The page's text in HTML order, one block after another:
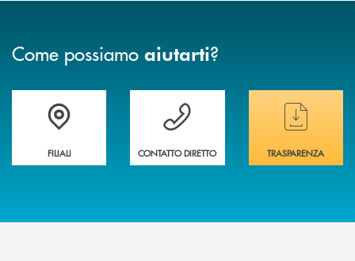
Come possiamo aiutarti?
Trova la filiale&nbsp; più vicina a te
FILIALI
Hai bisogno di assistenza immediata ?
CONTATTO DIRETTO
Hai bisogno di
TRASPARENZA